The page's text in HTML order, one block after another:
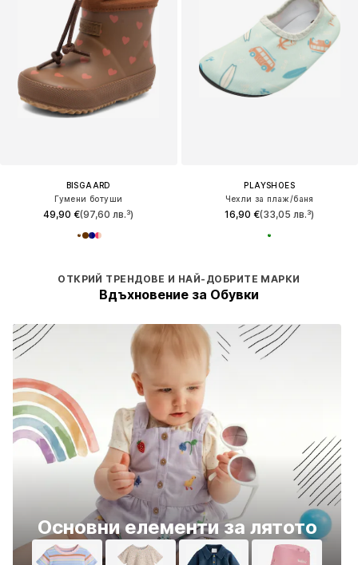
BISGAARD
Гумени ботуши
49,90 €(97,60 лв.³)
ОТКРИЙ ТРЕНДОВЕ И НАЙ-ДОБРИТЕ МАРКИ
Вдъхновение за Обувки
Основни елементи за лятото
PLAYSHOES
Чехли за плаж/баня
16,90 €(33,05 лв.³)